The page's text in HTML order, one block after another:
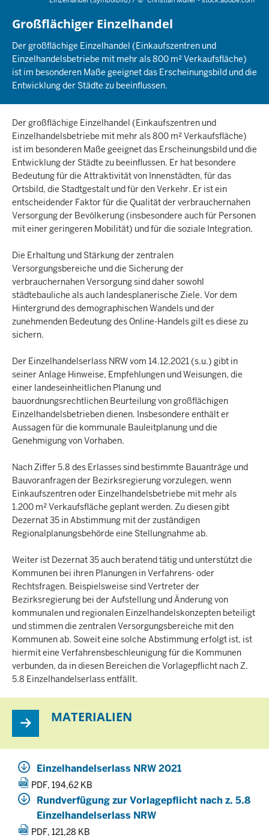
Großflächiger Einzelhandel
Der großflächige Einzelhandel (Einkaufszentren und
Einzelhandelsbetriebe mit mehr als 800 m² Verkaufsfläche)
ist im besonderen Maße geeignet das Erscheinungsbild und die
Entwicklung der Städte zu beeinflussen.
Der großflächige Einzelhandel (Einkaufszentren und
Einzelhandelsbetriebe mit mehr als 800 m² Verkaufsfläche)
ist im besonderen Maße geeignet das Erscheinungsbild und die
Entwicklung der Städte zu beeinflussen. Er hat besondere
Bedeutung für die Attraktivität von Innenstädten, für das
Ortsbild, die Stadtgestalt und für den Verkehr. Er ist ein
entscheidender Faktor für die Qualität der verbrauchernahen
Versorgung der Bevölkerung (insbesondere auch für Personen
mit einer geringeren Mobilität) und für die soziale Integration.
Die Erhaltung und Stärkung der zentralen
Versorgungsbereiche und die Sicherung der
verbrauchernahen Versorgung sind daher sowohl
städtebauliche als auch landesplanerische Ziele. Vor dem
Hintergrund des demographischen Wandels und der
zunehmenden Bedeutung des Online-Handels gilt es diese zu
sichern.
Der Einzelhandelserlass NRW vom 14.12.2021 (s.u.) gibt in
seiner Anlage Hinweise, Empfehlungen und Weisungen, die
einer landeseinheitlichen Planung und
bauordnungsrechtlichen Beurteilung von großflächigen
Einzelhandelsbetrieben dienen. Insbesondere enthält er
Aussagen für die kommunale Bauleitplanung und die
Genehmigung von Vorhaben.
Nach Ziffer 5.8 des Erlasses sind bestimmte Bauanträge und
Bauvoranfragen der Bezirksregierung vorzulegen, wenn
Einkaufszentren oder Einzelhandelsbetriebe mit mehr als
1.200 m² Verkaufsfläche geplant werden. Zu diesen gibt
Dezernat 35 in Abstimmung mit der zuständigen
Regionalplanungsbehörde eine Stellungnahme ab.
Weiter ist Dezernat 35 auch beratend tätig und unterstützt die
Kommunen bei ihren Planungen in Verfahrens- oder
Rechtsfragen. Beispielsweise sind Vertreter der
Bezirksregierung bei der Aufstellung und Änderung von
kommunalen und regionalen Einzelhandelskonzepten beteiligt
und stimmen die zentralen Versorgungsbereiche mit den
Kommunen ab. Soweit eine solche Abstimmung erfolgt ist, ist
hiermit eine Verfahrensbeschleunigung für die Kommunen
verbunden, da in diesen Bereichen die Vorlagepflicht nach Z.
5.8 Einzelhandelserlass entfällt.
MATERIALIEN
Einzelhandelserlass NRW 2021
PDF, 194,62 KB
Rundverfügung zur Vorlagepflicht nach z. 5.8
Einzelhandelserlass NRW
PDF, 121,28 KB